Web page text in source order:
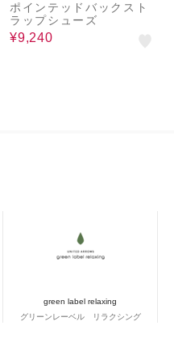
ポインテッドバックスト
ラップシューズ
¥9,240
green label relaxing
グリーンレーベル リラクシング